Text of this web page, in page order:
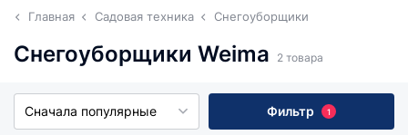
Главная Садовая техника Снегоуборщики
Снегоуборщики Weima 2 товара
Сначала популярные Фильтр 1